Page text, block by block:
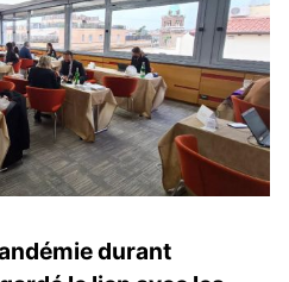
durant